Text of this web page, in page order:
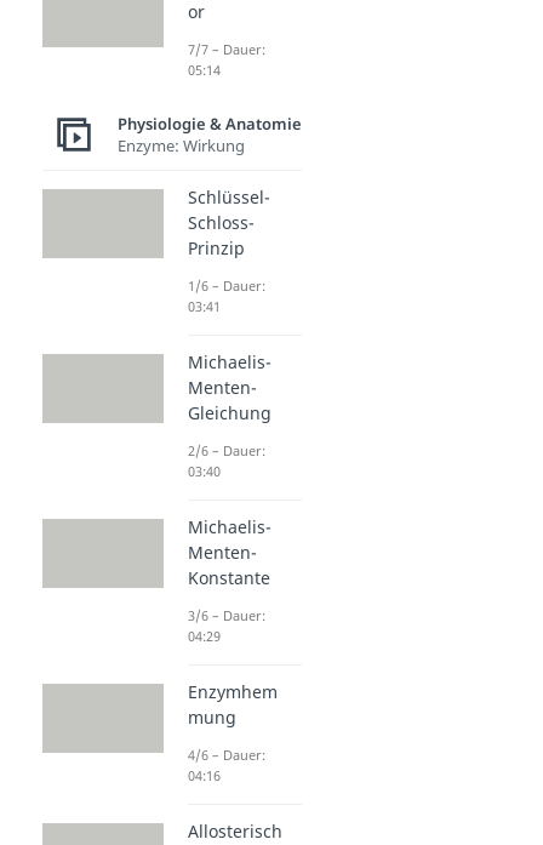
or
7/7 – Dauer:
05:14
Physiologie & Anatomie
Enzyme: Wirkung
Schlüssel-
Schloss-
Prinzip
1/6 – Dauer:
03:41
Michaelis-
Menten-
Gleichung
2/6 – Dauer:
03:40
Michaelis-
Menten-
Konstante
3/6 – Dauer:
04:29
Enzymhem
mung
4/6 – Dauer:
04:16
Allosterisch